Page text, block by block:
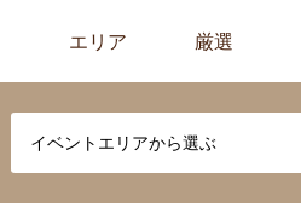
エリア 厳選
イベントエリアから選ぶ